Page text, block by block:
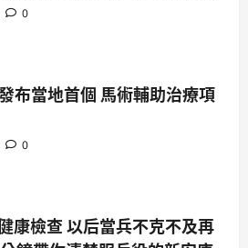
0
布當地首個 馬術輔助治療項
0
康檢查 以后當兵不克不及再